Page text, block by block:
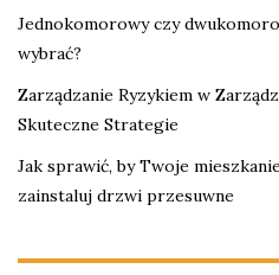
Jednokomorowy czy
wybrać?
Zarządzanie Ryzykiem w
Skuteczne Strategie
Jak sprawić, by Twoje
zainstaluj drzwi przesuwne